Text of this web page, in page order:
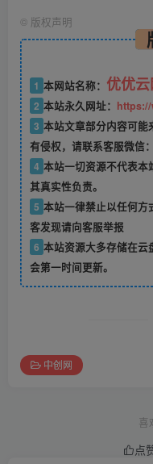
© 版权声明
1 本网站名称： 优优云
2 本站永久网址：
3 本站文章部分内容可能
有侵权，请联系客服微信
4 本站一切资源不代表本
其真实性负责。
5 本站一律禁止以任何方
客发现请向客服举报
6 本站资源大多存储在云
会第一时间更新。
中创网
喜
点